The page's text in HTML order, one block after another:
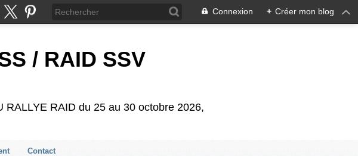
Connexion + Créer mon blog
/ RAID SSV
RAID du 25 au 30 octobre 2026,
Contact